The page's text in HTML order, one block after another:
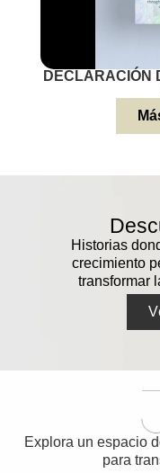
DECLARACIÓN
Historias
crecimiento
transformar
Explora un espacio
para